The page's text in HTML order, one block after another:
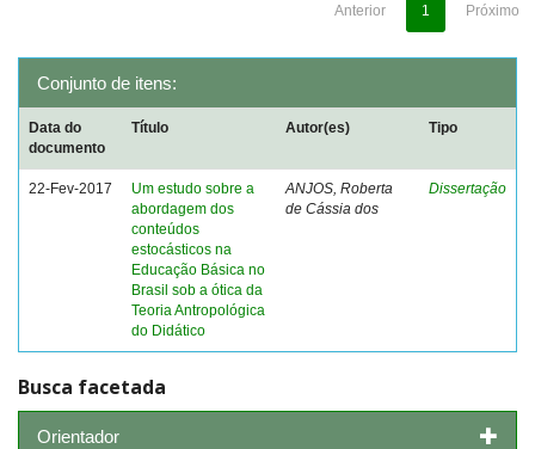
Anterior 1 Próximo
Conjunto de itens:
Data do
documento
Título Autor(es) Tipo
22-Fev-2017
Um estudo sobre a
abordagem dos
conteúdos
estocásticos na
Educação Básica no
Brasil sob a ótica da
Teoria Antropológica
do Didático
ANJOS, Roberta
de Cássia dos
Dissertação
Busca facetada
Orientador